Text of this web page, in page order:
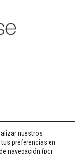
nuestros
preferencias en
navegación (por